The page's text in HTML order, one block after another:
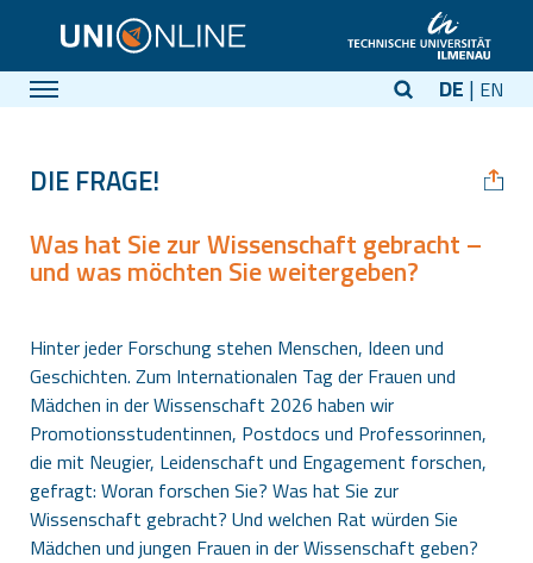
DE EN
DIE FRAGE!
Was hat Sie zur Wissenschaft gebracht –
und was möchten Sie weitergeben?
Hinter jeder Forschung stehen Menschen, Ideen und
Geschichten. Zum Internationalen Tag der Frauen und
Mädchen in der Wissenschaft 2026 haben wir
Promotionsstudentinnen, Postdocs und Professorinnen,
die mit Neugier, Leidenschaft und Engagement forschen,
gefragt: Woran forschen Sie? Was hat Sie zur
Wissenschaft gebracht? Und welchen Rat würden Sie
Mädchen und jungen Frauen in der Wissenschaft geben?